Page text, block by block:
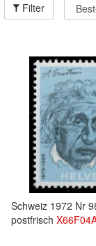
Filter
Schweiz 1972 Nr
postfrisch